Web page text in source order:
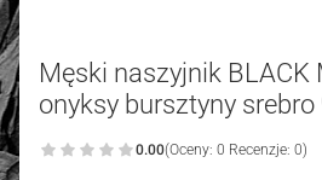
Męski naszyjnik BLACK
onyksy bursztyny srebro
0.00(Oceny: 0 Recenzje: 0)